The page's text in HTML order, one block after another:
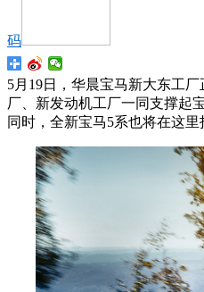
码
5月19日，华晨宝马新大东工
厂、新发动机工厂一同支撑起
同时，全新宝马5系也将在这里